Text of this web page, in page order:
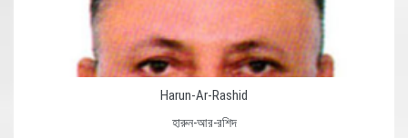
Harun-Ar-Rashid
হারুন-আর-রশিদ